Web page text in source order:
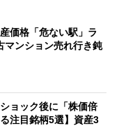
価格「危ない駅」ラ
マンション売れ行き鈍
ショック後に「株価倍
注目銘柄5選】資産3